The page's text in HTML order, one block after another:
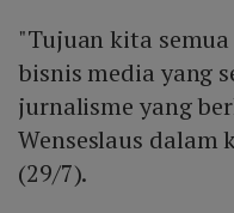
"Tujuan kita
bisnis media yang
jurnalisme yang
Wenseslaus dalam
(29/7).